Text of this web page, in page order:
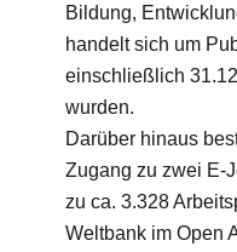
Bildung,
handelt sich um
einschließlich
wurden.
Darüber hinaus
Zugang zu zwei E-
zu ca. 3.328
Weltbank im Open